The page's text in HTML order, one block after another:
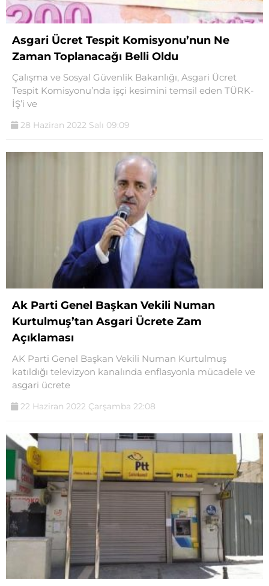
Asgari Ücret Tespit Komisyonu’nun Ne
Zaman Toplanacağı Belli Oldu
Çalışma ve Sosyal Güvenlik Bakanlığı, Asgari Ücret
Tespit Komisyonu’nda işçi kesimini temsil eden TÜRK-
İŞ’i ve
28 Haziran 2022 Salı 09:09
Ak Parti Genel Başkan Vekili Numan
Kurtulmuş’tan Asgari Ücrete Zam
Açıklaması
AK Parti Genel Başkan Vekili Numan Kurtulmuş
katıldığı televizyon kanalında enflasyonla mücadele ve
asgari ücrete
22 Haziran 2022 Çarşamba 22:08